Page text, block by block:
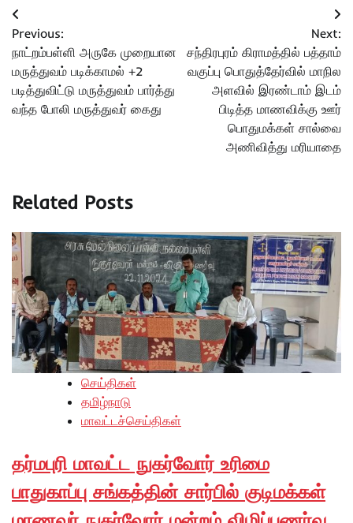
Post
navigation
Previous:
நாட்றம்பள்ளி அருகே முறையான
மருத்துவம் படிக்காமல் +2
படித்துவிட்டு மருத்துவம் பார்த்து
வந்த போலி மருத்துவர் கைது
Next:
சந்திரபுரம் கிராமத்தில் பத்தாம்
வகுப்பு பொதுத்தேர்வில் மாநில
அளவில் இரண்டாம் இடம்
பிடித்த மாணவிக்கு ஊர்
பொதுமக்கள் சால்வை
அணிவித்து மரியாதை
Related Posts
செய்திகள்
தமிழ்நாடு
மாவட்டச்செய்திகள்
தர்மபுரி மாவட்ட நுகர்வோர் உரிமை
பாதுகாப்பு சங்கத்தின் சார்பில் குடிமக்கள்